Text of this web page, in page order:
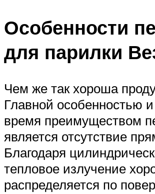
Особенности
для парилки
Чем же так хороша
Главной особенностью
время преимуществом
является отсутствие
Благодаря
тепловое излучение
распределяется по